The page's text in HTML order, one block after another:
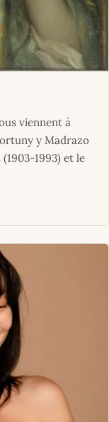
viennent à
y Madrazo
1993) et le